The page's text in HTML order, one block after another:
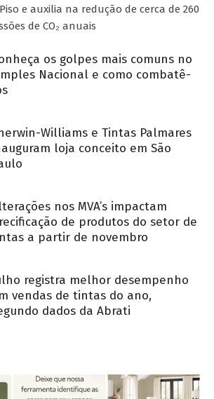
e auxilia na redução de cerca de 260
de CO₂ anuais
os golpes mais comuns no
Nacional e como combatê-
Williams e Tintas Palmares
loja conceito em São
nos MVA’s impactam
de produtos do setor de
a partir de novembro
registra melhor desempenho
vendas de tintas do ano,
dados da Abrati